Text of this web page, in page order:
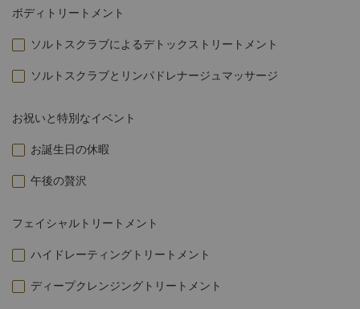
ボディトリートメント
ソルトスクラブによるデトックストリートメント
ソルトスクラブとリンパドレナージュマッサージ
お祝いと特別なイベント
お誕生日の休暇
午後の贅沢
フェイシャルトリートメント
ハイドレーティングトリートメント
ディープクレンジングトリートメント